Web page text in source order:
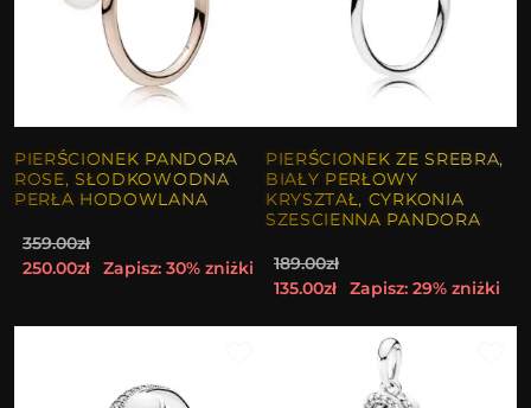
PIERŚCIONEK PANDORA
ROSE, SŁODKOWODNA
PERŁA HODOWLANA
359.00zł
250.00zł
Zapisz: 30% zniżki
PIERŚCIONEK ZE SREBRA,
BIAŁY PERŁOWY
KRYSZTAŁ, CYRKONIA
SZESCIENNA PANDORA
189.00zł
135.00zł
Zapisz: 29% zniżki